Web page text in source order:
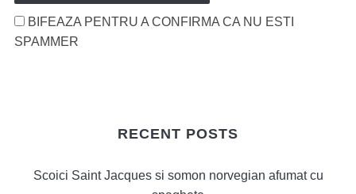
BIFEAZA PENTRU A CONFIRMA CA NU ESTI
SPAMMER
RECENT POSTS
Scoici Saint Jacques si somon norvegian afumat cu